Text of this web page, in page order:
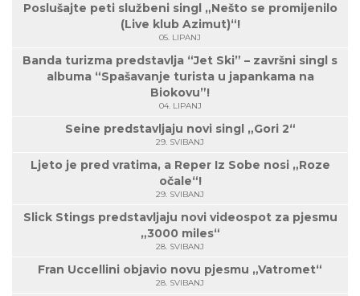
Poslušajte peti službeni singl „Nešto se promijenilo
(Live klub Azimut)“!
05. LIPANJ
Banda turizma predstavlja “Jet Ski” – završni singl s
albuma “Spašavanje turista u japankama na
Biokovu”!
04. LIPANJ
Seine predstavljaju novi singl „Gori 2“
29. SVIBANJ
Ljeto je pred vratima, a Reper Iz Sobe nosi „Roze
očale“!
29. SVIBANJ
Slick Stings predstavljaju novi videospot za pjesmu
„3000 miles“
28. SVIBANJ
Fran Uccellini objavio novu pjesmu „Vatromet“
28. SVIBANJ